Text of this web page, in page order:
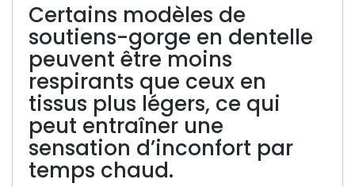
Certains modèles de
soutiens-gorge en dentelle
peuvent être moins
respirants que ceux en
tissus plus légers, ce qui
peut entraîner une
sensation d’inconfort par
temps chaud.